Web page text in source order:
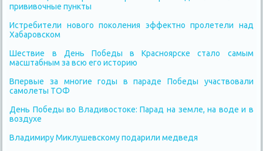
прививочные пункты
Истребители нового поколения эффектно пролетели над
Хабаровском
Шествие в День Победы в Красноярске стало самым
масштабным за всю его историю
Впервые за многие годы в параде Победы участвовали
самолеты ТОФ
День Победы во Владивостоке: Парад на земле, на воде и в
воздухе
Владимиру Миклушевскому подарили медведя